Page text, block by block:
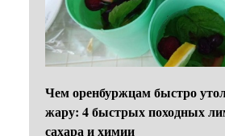
Чем оренбуржцам быстро
жару: 4 быстрых походных
сахара и химии